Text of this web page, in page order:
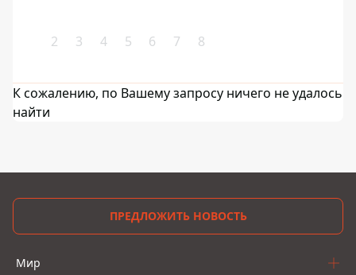
2 3 4 5 6 7 8
К сожалению, по Вашему запросу ничего не удалось
найти
ПРЕДЛОЖИТЬ НОВОСТЬ
Мир